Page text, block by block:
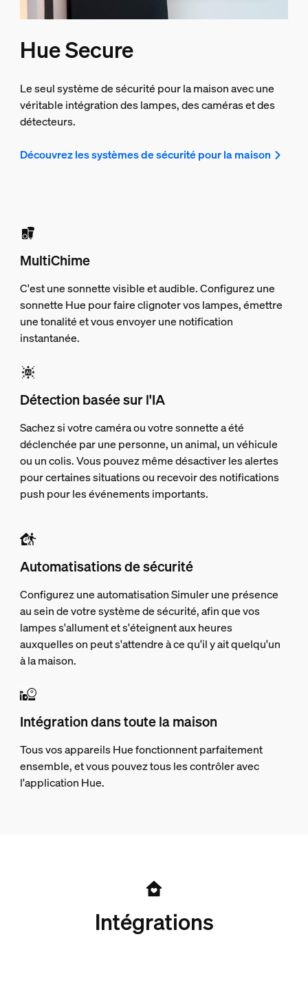
Hue Secure
Le seul système de sécurité pour la maison avec une
véritable intégration des lampes, des caméras et des
détecteurs.
Découvrez les systèmes de sécurité pour la maison
MultiChime
C'est une sonnette visible et audible. Configurez une
sonnette Hue pour faire clignoter vos lampes, émettre
une tonalité et vous envoyer une notification
instantanée.
Détection basée sur l'IA
Sachez si votre caméra ou votre sonnette a été
déclenchée par une personne, un animal, un véhicule
ou un colis. Vous pouvez même désactiver les alertes
pour certaines situations ou recevoir des notifications
push pour les événements importants.
Automatisations de sécurité
Configurez une automatisation Simuler une présence
au sein de votre système de sécurité, afin que vos
lampes s'allument et s'éteignent aux heures
auxquelles on peut s'attendre à ce qu'il y ait quelqu'un
à la maison.
Intégration dans toute la maison
Tous vos appareils Hue fonctionnent parfaitement
ensemble, et vous pouvez tous les contrôler avec
l'application Hue.
Intégrations